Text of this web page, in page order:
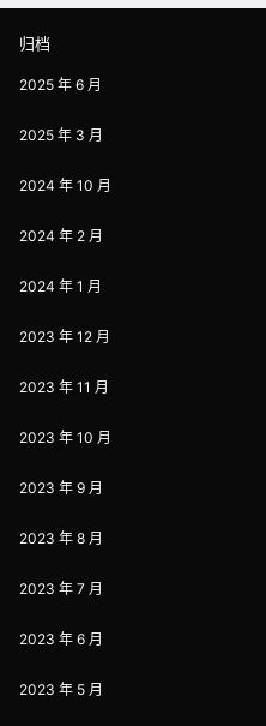
归档
2025 年 6 月
2025 年 3 月
2024 年 10 月
2024 年 2 月
2024 年 1 月
2023 年 12 月
2023 年 11 月
2023 年 10 月
2023 年 9 月
2023 年 8 月
2023 年 7 月
2023 年 6 月
2023 年 5 月